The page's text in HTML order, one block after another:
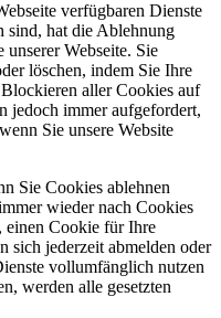
verfügbaren Dienste
sind, hat die Ablehnung
Webseite. Sie
löschen, indem Sie Ihre
aller Cookies auf
jedoch immer aufgefordert,
Sie unsere Website
Sie Cookies ablehnen
wieder nach Cookies
einen Cookie für Ihre
sich jederzeit abmelden oder
vollumfänglich nutzen
werden alle gesetzten